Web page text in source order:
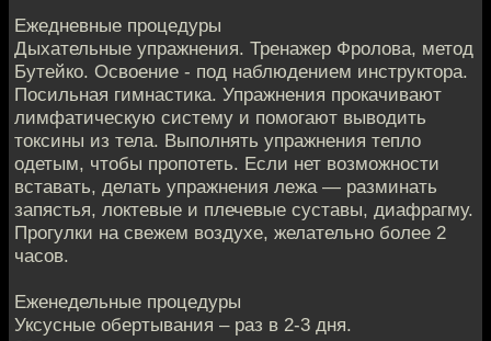
Ежедневные процедуры
Дыхательные упражнения. Тренажер Фролова, метод
Бутейко. Освоение - под наблюдением инструктора.
Посильная гимнастика. Упражнения прокачивают
лимфатическую систему и помогают выводить
токсины из тела. Выполнять упражнения тепло
одетым, чтобы пропотеть. Если нет возможности
вставать, делать упражнения лежа — разминать
запястья, локтевые и плечевые суставы, диафрагму.
Прогулки на свежем воздухе, желательно более 2
часов.
Еженедельные процедуры
Уксусные обертывания – раз в 2-3 дня.